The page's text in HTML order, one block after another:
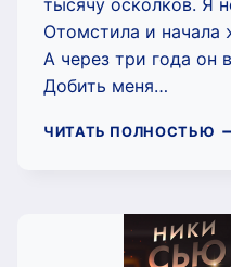
тысячу осколков. Я
Отомстила и начала
А через три года он
Добить меня…
ЧИТАТЬ ПОЛНОСТЬЮ